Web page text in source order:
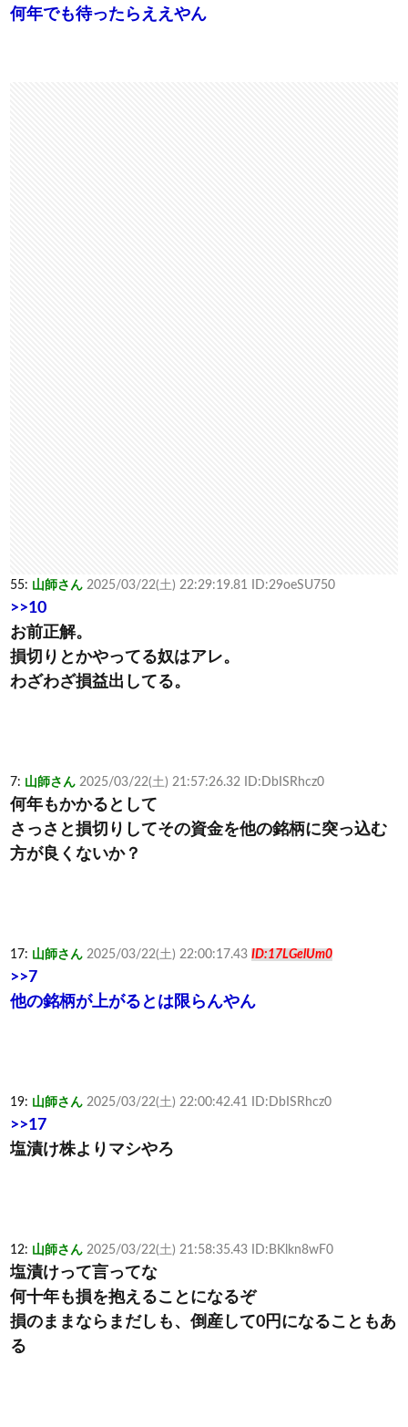
何年でも待ったらええやん
55: 山師さん 2025/03/22(土) 22:29:19.81 ID:29oeSU750
>>10
お前正解。
損切りとかやってる奴はアレ。
わざわざ損益出してる。
7: 山師さん 2025/03/22(土) 21:57:26.32 ID:DbISRhcz0
何年もかかるとして
さっさと損切りしてその資金を他の銘柄に突っ込む
方が良くないか？
17: 山師さん 2025/03/22(土) 22:00:17.43 ID:17LGelUm0
>>7
他の銘柄が上がるとは限らんやん
19: 山師さん 2025/03/22(土) 22:00:42.41 ID:DbISRhcz0
>>17
塩漬け株よりマシやろ
12: 山師さん 2025/03/22(土) 21:58:35.43 ID:BKlkn8wF0
塩漬けって言ってな
何十年も損を抱えることになるぞ
損のままならまだしも、倒産して0円になることもあ
る